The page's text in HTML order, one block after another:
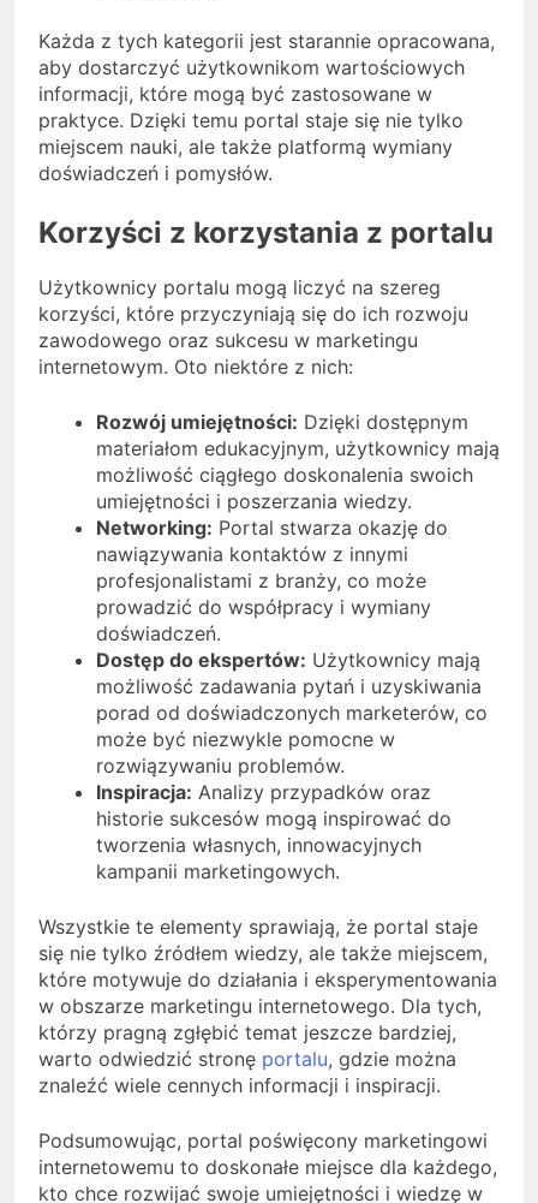
Każda z tych kategorii jest starannie opracowana,
aby dostarczyć użytkownikom wartościowych
informacji, które mogą być zastosowane w
praktyce. Dzięki temu portal staje się nie tylko
miejscem nauki, ale także platformą wymiany
doświadczeń i pomysłów.
Korzyści z korzystania z portalu
Użytkownicy portalu mogą liczyć na szereg
korzyści, które przyczyniają się do ich rozwoju
zawodowego oraz sukcesu w marketingu
internetowym. Oto niektóre z nich:
Rozwój umiejętności: Dzięki dostępnym
materiałom edukacyjnym, użytkownicy mają
możliwość ciągłego doskonalenia swoich
umiejętności i poszerzania wiedzy.
Networking: Portal stwarza okazję do
nawiązywania kontaktów z innymi
profesjonalistami z branży, co może
prowadzić do współpracy i wymiany
doświadczeń.
Dostęp do ekspertów: Użytkownicy mają
możliwość zadawania pytań i uzyskiwania
porad od doświadczonych marketerów, co
może być niezwykle pomocne w
rozwiązywaniu problemów.
Inspiracja: Analizy przypadków oraz
historie sukcesów mogą inspirować do
tworzenia własnych, innowacyjnych
kampanii marketingowych.
Wszystkie te elementy sprawiają, że portal staje
się nie tylko źródłem wiedzy, ale także miejscem,
które motywuje do działania i eksperymentowania
w obszarze marketingu internetowego. Dla tych,
którzy pragną zgłębić temat jeszcze bardziej,
warto odwiedzić stronę portalu, gdzie można
znaleźć wiele cennych informacji i inspiracji.
Podsumowując, portal poświęcony marketingowi
internetowemu to doskonałe miejsce dla każdego,
kto chce rozwijać swoje umiejętności i wiedzę w